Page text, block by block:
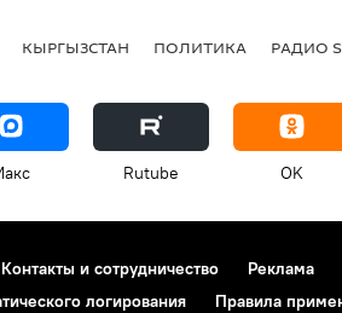
КЫРГЫЗСТАН ПОЛИТИКА РАДИО
Rutube OK
Контакты и сотрудничество Реклама
логирования
Правила